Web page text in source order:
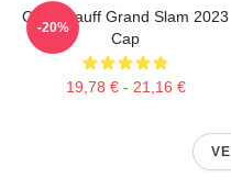
Coco Gauff Grand Slam 2023
Cap
19,78 € - 21,16 €
-20%